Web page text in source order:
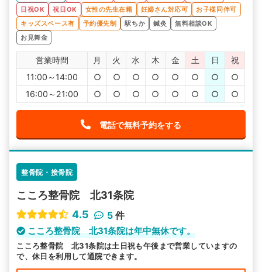
日祝OK
祝日OK 女性の先生在籍 妊婦さん対応可
お子様同伴可
キッズスペース有
予約優先制 駅ちか 鍼灸
無料相談OK
お見舞金
営業時間 月 火 水 木 金 土 日
祝
11:00～14:00
○ ○ ○ ○ ○ ○ ○
○
16:00～21:00
○ ○ ○ ○ ○ ○ ○ ○
電話で無料予約をする
整骨院・接骨院
こころ整骨院 北31条院
4.5
5 件
こころ整骨院 北31条院は年中無休です。
こころ整骨院 北31条院は土日祝も午後まで営業していますの
で、休日を利用して通院できます。